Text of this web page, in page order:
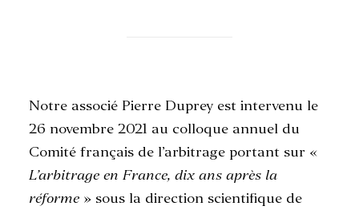
RECHERCHE
Notre associé Pierre Duprey est intervenu le
26 novembre 2021 au colloque annuel du
Comité français de l’arbitrage portant sur «
L’arbitrage en France, dix ans après la
réforme » sous la direction scientifique de